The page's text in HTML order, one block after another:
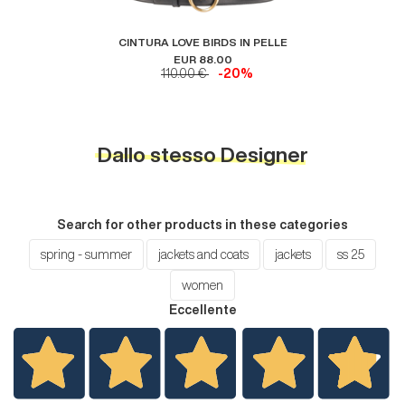
CINTURA LOVE BIRDS IN PELLE
EUR 88.00
110.00 € -20%
Dallo stesso Designer
Search for other products in these categories
spring - summer jackets and coats jackets ss 25
women
Eccellente